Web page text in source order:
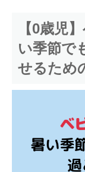
【0歳児
い季節で
せるため